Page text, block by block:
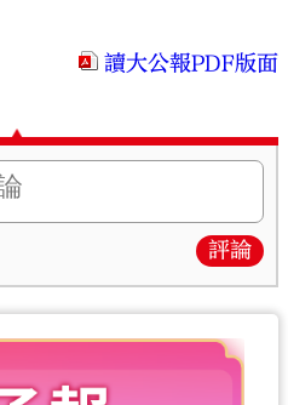
讀大公報PDF版面
評論